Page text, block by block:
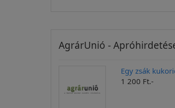
AgrárUnió -
Egy zsák
1 200 Ft.-